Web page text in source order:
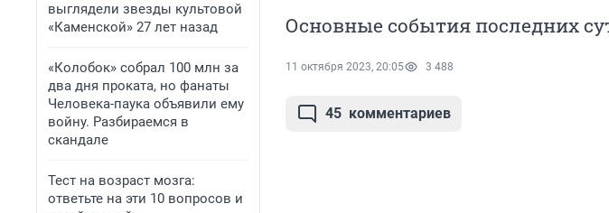
выглядели звезды культовой
«Каменской» 27 лет назад
«Колобок» собрал 100 млн за
два дня проката, но фанаты
Человека-паука объявили ему
войну. Разбираемся в
скандале
Тест на возраст мозга:
ответьте на эти 10 вопросов и
Основные события последних
11 октября 2023, 20:05 3 488
45 комментариев